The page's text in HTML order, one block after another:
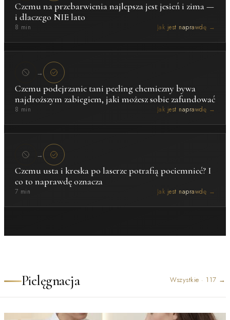
Czemu na przebarwienia najlepsza jest jesień i zima —
i dlaczego NIE lato
8 min Jak jest naprawdę →
→
Czemu podejrzanie tani peeling chemiczny bywa
najdroższym zabiegiem, jaki możesz sobie zafundować
8 min Jak jest naprawdę →
→
Czemu usta i kreska po laserze potrafią pociemnieć? I
co to naprawdę oznacza
7 min Jak jest naprawdę →
Pielęgnacja Wszystkie · 117 →